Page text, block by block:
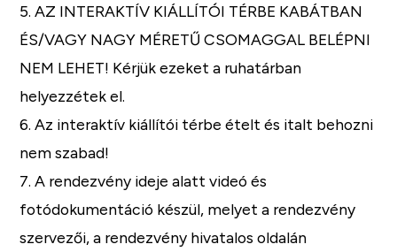
5. AZ INTERAKTÍV KIÁLLÍTÓI TÉRBE KABÁTBAN
ÉS/VAGY NAGY MÉRETŰ CSOMAGGAL BELÉPNI
NEM LEHET! Kérjük ezeket a ruhatárban
helyezzétek el.
6. Az interaktív kiállítói térbe ételt és italt behozni
nem szabad!
7. A rendezvény ideje alatt videó és
fotódokumentáció készül, melyet a rendezvény
szervezői, a rendezvény hivatalos oldalán